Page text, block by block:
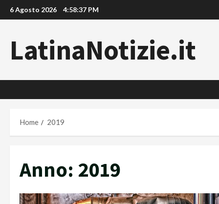
al
6 Agosto 2026 4:58:38 PM
LatinaNotizie.it
Home 2019
Anno: 2019